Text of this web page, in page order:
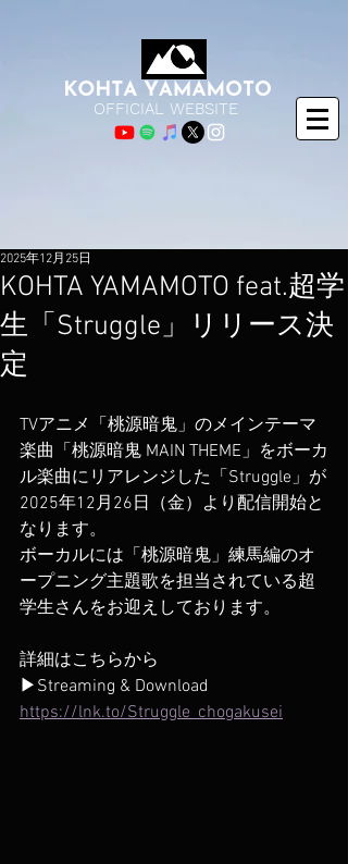
OFFICIAL WEBSITE
KOHTA YAMAMOTO feat.超学
生「Struggle」リリース決
定
2025年12月25日
TVアニメ「桃源暗鬼」のメインテーマ
楽曲「桃源暗鬼 MAIN THEME」をボーカ
ル楽曲にリアレンジした「Struggle」が
2025年12月26日（金）より配信開始と
なります。
ボーカルには「桃源暗鬼」練馬編のオ
ープニング主題歌を担当されている超
学生さんをお迎えしております。
詳細はこちらから
▶Streaming & Download
https://lnk.to/Struggle_chogakusei